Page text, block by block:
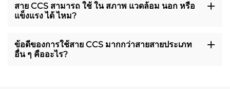
สาย CCS สามารถ ใช้ ใน สภาพ แวดล้อม นอก หรือ
แข็งแรง ได้ ไหม?
ข้อดีของการใช้สาย CCS มากกว่าสายสายประเภท
อื่น ๆ คืออะไร?